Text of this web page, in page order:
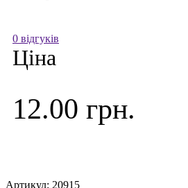
0 відгуків
Ціна
12.00 грн.
Артикул: 20915